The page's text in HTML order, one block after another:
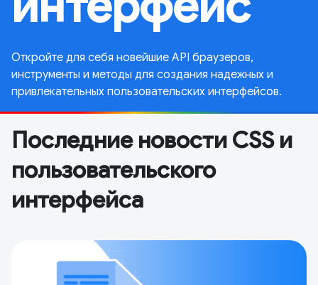
Откройте для себя новейшие API браузеров,
инструменты и методы для создания надежных и
привлекательных пользовательских интерфейсов.
Последние новости CSS и
пользовательского
интерфейса